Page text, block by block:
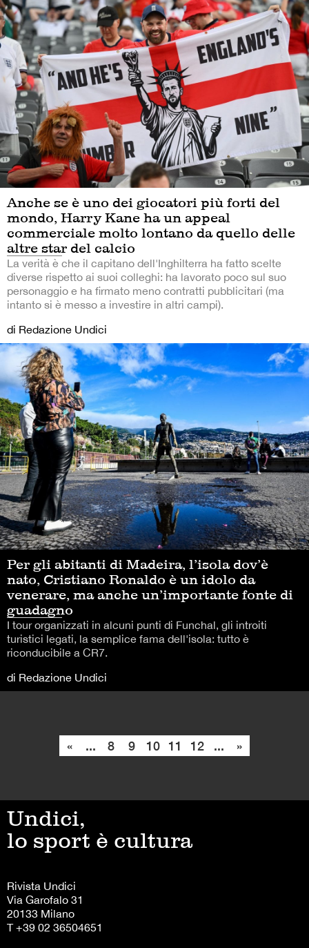
Anche se è uno dei giocatori più forti del
mondo, Harry Kane ha un appeal
commerciale molto lontano da quello delle
altre star del calcio
La verità è che il capitano dell'Inghilterra ha fatto scelte
diverse rispetto ai suoi colleghi: ha lavorato poco sul suo
personaggio e ha firmato meno contratti pubblicitari (ma
intanto si è messo a investire in altri campi).
di Redazione Undici
Per gli abitanti di Madeira, l’isola dov’è
nato, Cristiano Ronaldo è un idolo da
venerare, ma anche un’importante fonte di
guadagno
I tour organizzati in alcuni punti di Funchal, gli introiti
turistici legati, la semplice fama dell'isola: tutto è
riconducibile a CR7.
di Redazione Undici
« ... 8 9 10 11 12 ... »
Undici,
lo sport è cultura
Rivista Undici
Via Garofalo 31
20133 Milano
T +39 02 36504651